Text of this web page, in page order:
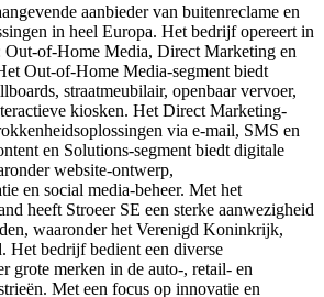
aanbieder van buitenreclame en
in heel Europa. Het bedrijf opereert in
Out-of-Home Media, Direct Marketing en
Out-of-Home Media-segment biedt
straatmeubilair, openbaar vervoer,
kiosken. Het Direct Marketing-
via e-mail, SMS en
en Solutions-segment biedt digitale
website-ontwerp,
en social media-beheer. Met het
heeft Stroeer SE een sterke aanwezigheid
waaronder het Verenigd Koninkrijk,
Het bedrijf bedient een diverse
grote merken in de auto-, retail- en
Met een focus op innovatie en